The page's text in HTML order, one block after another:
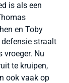
is als een
en Toby
straalt
Nu
te kruipen,
ook vaak op